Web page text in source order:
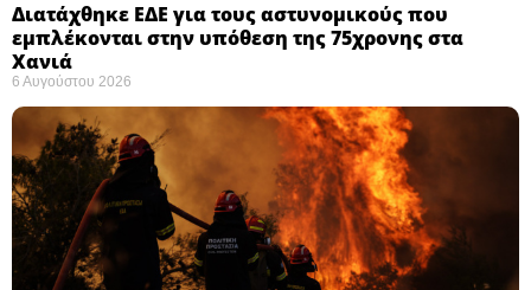
Διατάχθηκε ΕΔΕ για τους αστυνομικούς που
εμπλέκονται στην υπόθεση της 75χρονης στα
Χανιά
6 Αυγούστου 2026